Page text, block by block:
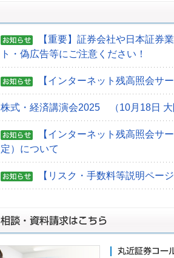
【重要】証券会社や日本証券
ト・偽広告等にご注意ください！
【インターネット残高照会サ
株式・経済講演会2025 （10月18日 大
【インターネット残高照会サ
定）について
【リスク・手数料等説明ペー